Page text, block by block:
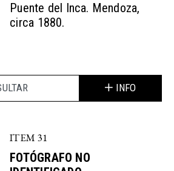
Puente del Inca. Mendoza,
circa 1880.
INFO
ITEM 31
FOTÓGRAFO NO